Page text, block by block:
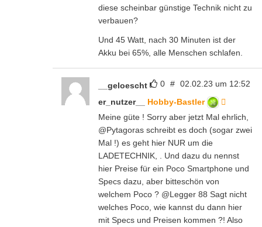
diese scheinbar günstige Technik nicht zu
verbauen?
Und 45 Watt, nach 30 Minuten ist der
Akku bei 65%, alle Menschen schlafen.
0 # 02.02.23 um 12:52
__geloescht
er_nutzer__ Hobby-Bastler
Meine güte ! Sorry aber jetzt Mal ehrlich,
@Pytagoras schreibt es doch (sogar zwei
Mal !) es geht hier NUR um die
LADETECHNIK, . Und dazu du nennst
hier Preise für ein Poco Smartphone und
Specs dazu, aber bitteschön von
welchem Poco ? @Legger 88 Sagt nicht
welches Poco, wie kannst du dann hier
mit Specs und Preisen kommen ?! Also